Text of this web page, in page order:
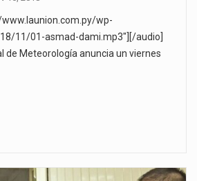
wp-
11/01-asmad-dami.mp3"][/audio]
de Meteorología anuncia un viernes